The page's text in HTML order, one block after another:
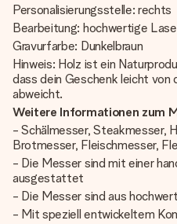
Personalisierungsstelle: rechts
Bearbeitung: hochwertige
Gravurfarbe: Dunkelbraun
Hinweis: Holz ist ein
dass dein Geschenk leicht
abweicht.
Weitere Informationen zum
- Schälmesser, Steakmesser,
Brotmesser, Fleischmesser,
- Die Messer sind mit einer
ausgestattet
- Die Messer sind aus
- Mit speziell entwickeltem